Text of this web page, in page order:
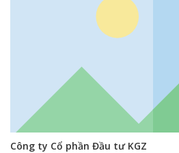
Công ty Cổ phần Đầu tư KGZ